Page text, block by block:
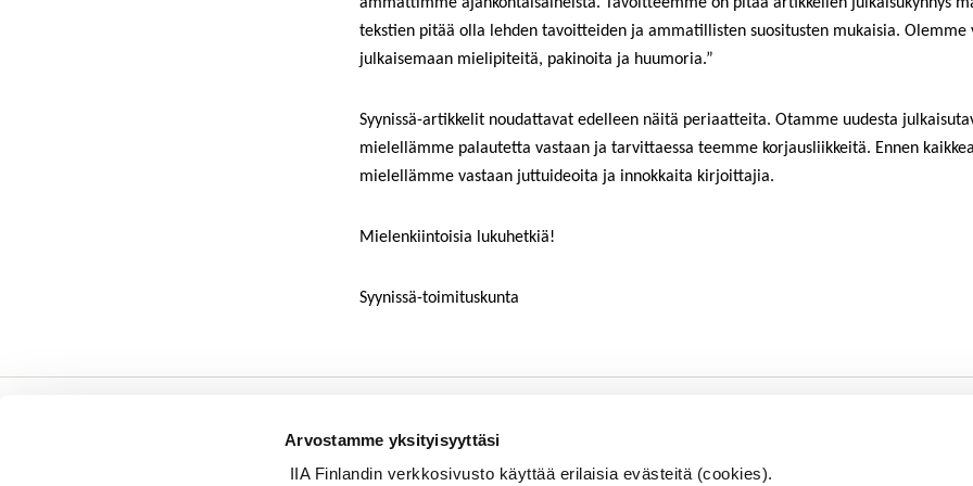
Arvostamme yksityisyyttäsi
IIA Finlandin verkkosivusto käyttää erilaisia evästeitä (cookies).
ammattimme ajankohtaisaiheista. Tavoitteemme on pitää artikkelien julkaisukynnys
tekstien pitää olla lehden tavoitteiden ja ammatillisten suositusten mukaisia. Olemme
julkaisemaan mielipiteitä, pakinoita ja huumoria.”
Syynissä-artikkelit noudattavat edelleen näitä periaatteita. Otamme uudesta
mielellämme palautetta vastaan ja tarvittaessa teemme korjausliikkeitä. Ennen
mielellämme vastaan juttuideoita ja innokkaita kirjoittajia.
Mielenkiintoisia lukuhetkiä!
Syynissä-toimituskunta
Oy Inreviso Ab
KOULUTUS & TAPAHTUMAT